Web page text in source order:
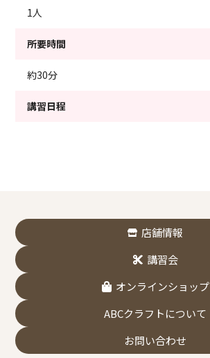
1人
所要時間
約30分
講習日程
店舗情報
講習会
オンラインショップ
ABCクラフトについて
お問い合わせ